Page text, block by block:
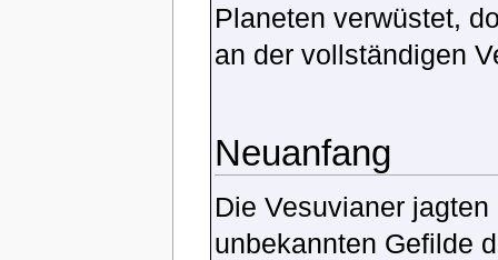
Planeten verwüstet,
an der vollständigen
Neuanfang
Die Vesuvianer
unbekannten Gefilde